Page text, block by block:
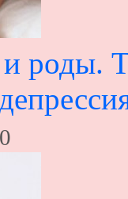
роды.